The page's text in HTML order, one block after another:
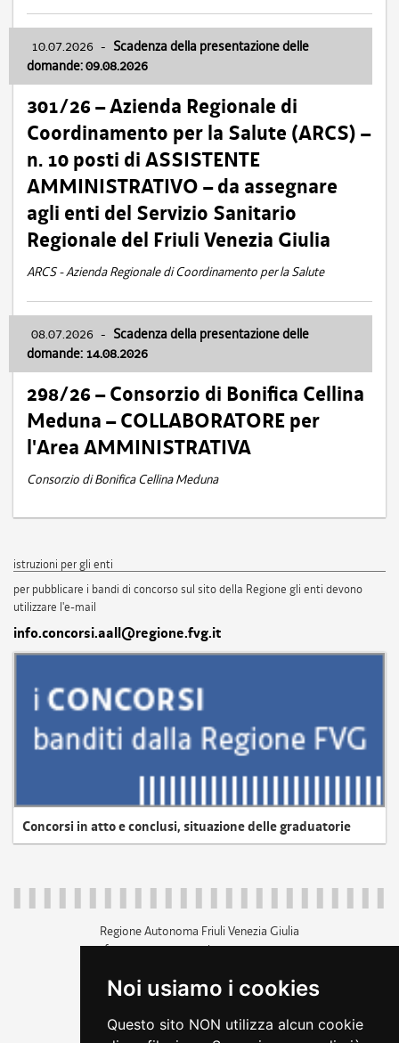
Noi usiamo i cookies
Questo sito NON utilizza alcun cookie
10.07.2026 - Scadenza della presentazione delle
domande: 09.08.2026
301/26 – Azienda Regionale di
Coordinamento per la Salute (ARCS) –
n. 10 posti di ASSISTENTE
AMMINISTRATIVO – da assegnare
agli enti del Servizio Sanitario
Regionale del Friuli Venezia Giulia
ARCS - Azienda Regionale di Coordinamento per la Salute
08.07.2026 - Scadenza della presentazione delle
domande: 14.08.2026
298/26 – Consorzio di Bonifica Cellina
Meduna – COLLABORATORE per
l'Area AMMINISTRATIVA
Consorzio di Bonifica Cellina Meduna
istruzioni per gli enti
per pubblicare i bandi di concorso sul sito della Regione gli enti devono
utilizzare l'e-mail
info.concorsi.aall@regione.fvg.it
Concorsi in atto e conclusi, situazione delle graduatorie
Regione Autonoma Friuli Venezia Giulia
c.f. 80014930327; p.iva 00526040324
+39 040 3771111